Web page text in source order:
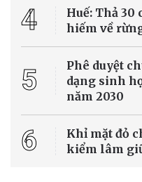
Thứ Hai, ngày 03/8/2026, Kỳ
hội khóa XVI chính thức khai
và bước vào ngày làm việc